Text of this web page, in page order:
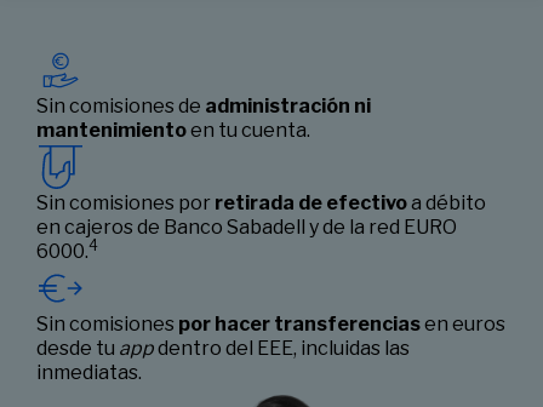
Sin comisiones de administración ni
mantenimientoen tu cuenta.
Sin comisiones por retirada de efectivoa débito
en cajeros de Banco Sabadell y de la red EURO
6000.4
Sin comisiones por hacer transferenciasen euros
desde tu appdentro del EEE, incluidas las
inmediatas.